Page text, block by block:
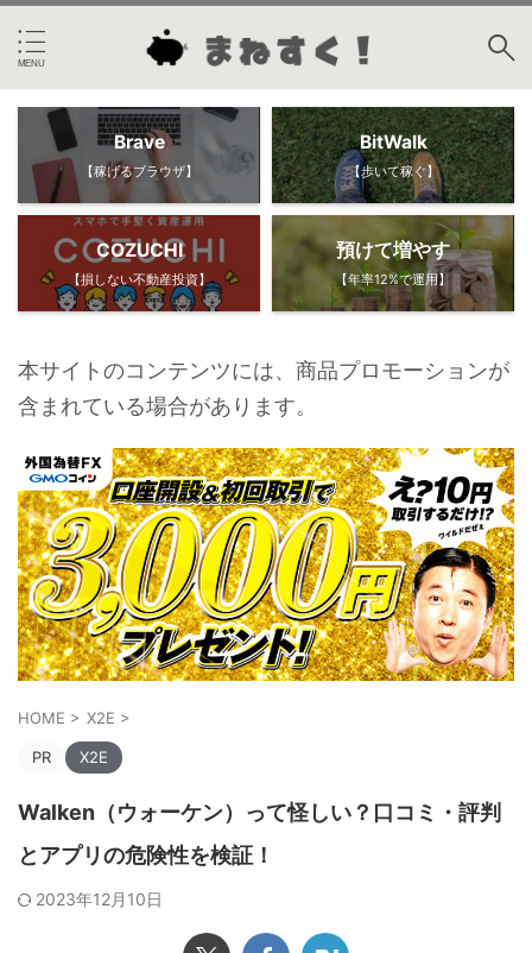
Brave
【稼げるブラウザ】
BitWalk
【歩いて稼ぐ】
COZUCHI
【損しない不動産投資】
預けて増やす
【年率12%で運用】
本サイトのコンテンツには、商品プロモーションが
含まれている場合があります。
HOME > X2E >
PR X2E
Walken（ウォーケン）って怪しい？口コミ・評判
とアプリの危険性を検証！
2023年12月10日